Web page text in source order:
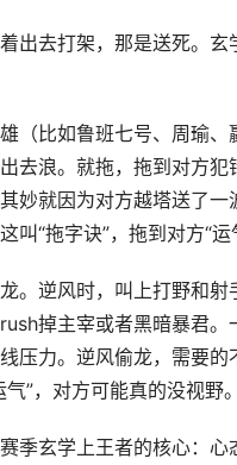
出去打架，那是送死。玄
（比如鲁班七号、周瑜、
去浪。就拖，拖到对方犯
妙就因为对方越塔送了一
叫“拖字诀”，拖到对方“运
。逆风时，叫上打野和射
掉主宰或者黑暗暴君。
压力。逆风偷龙，需要的
”，对方可能真的没视野。
季玄学上王者的核心：心